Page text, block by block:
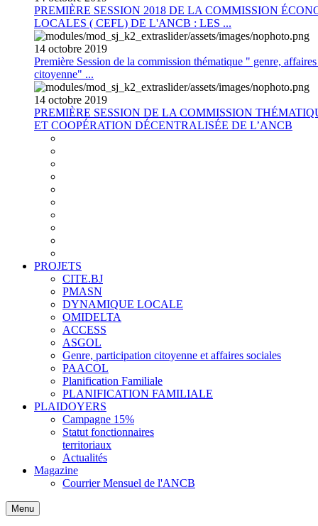
PREMIÈRE SESSION 2018 DE LA COMMISSION
LOCALES ( CEFL) DE L'ANCB : LES ...
14 octobre 2019
Première Session de la commission thématique " genre,
citoyenne" ...
14 octobre 2019
PREMIÈRE SESSION DE LA COMMISSION
ET COOPÉRATION DÉCENTRALISÉE DE L’ANCB
PROJETS
CITE.BJ
PMASN
DYNAMIQUE LOCALE
OMIDELTA
ACCESS
ASGOL
Genre, participation citoyenne et affaires sociales
PAACOL
Planification Familiale
PLANIFICATION FAMILIALE
PLAIDOYERS
Campagne 15%
Statut fonctionnaires
territoriaux
Actualités
Magazine
Courrier Mensuel de l'ANCB
Menu